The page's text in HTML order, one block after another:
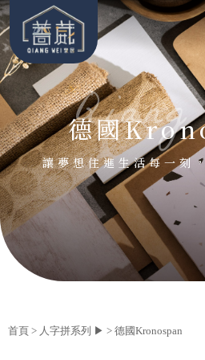
德國
首頁 > 人字拼系列 ▶ > 德國Kronospan